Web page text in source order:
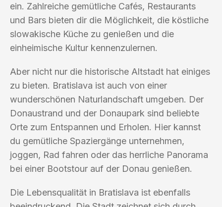
ein. Zahlreiche gemütliche Cafés, Restaurants
und Bars bieten dir die Möglichkeit, die köstliche
slowakische Küche zu genießen und die
einheimische Kultur kennenzulernen.
Aber nicht nur die historische Altstadt hat einiges
zu bieten. Bratislava ist auch von einer
wunderschönen Naturlandschaft umgeben. Der
Donaustrand und der Donaupark sind beliebte
Orte zum Entspannen und Erholen. Hier kannst
du gemütliche Spaziergänge unternehmen,
joggen, Rad fahren oder das herrliche Panorama
bei einer Bootstour auf der Donau genießen.
Die Lebensqualität in Bratislava ist ebenfalls